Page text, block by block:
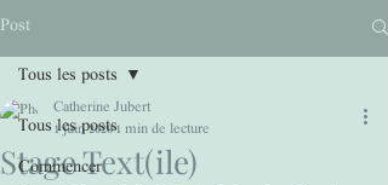
Post
Tous les posts
Commencer
Tous les posts
Stage Text(ile)
Catherine Jubert
1 juin 20201 min de lecture